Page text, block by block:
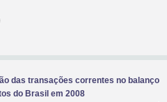
das transações correntes no balanço
do Brasil em 2008